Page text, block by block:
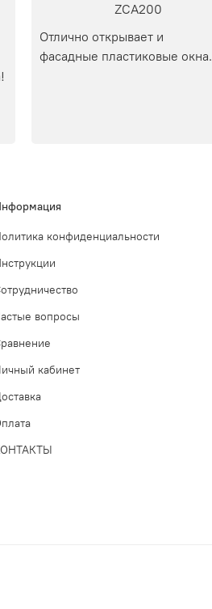
ZCA200
Отлично открывает и
фасадные пластиковые окна.
конфиденциальности
вопросы
кабинет